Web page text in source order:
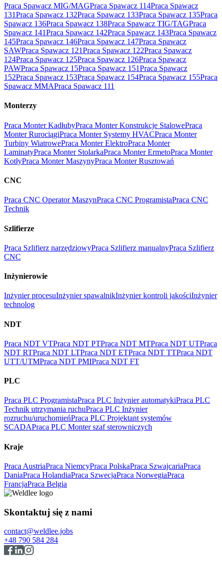
Praca Spawacz MIG/MAGPraca Spawacz 114Praca Spawacz
131Praca Spawacz 132Praca Spawacz 133Praca Spawacz 135Praca
Spawacz 136Praca Spawacz 138Praca Spawacz TIG/TAGPraca
Spawacz 141Praca Spawacz 142Praca Spawacz 143Praca Spawacz
145Praca Spawacz 146Praca Spawacz 147Praca Spawacz
SAWPraca Spawacz 121Praca Spawacz 122Praca Spawacz
124Praca Spawacz 125Praca Spawacz 126Praca Spawacz
PAWPraca Spawacz 15Praca Spawacz 151Praca Spawacz
152Praca Spawacz 153Praca Spawacz 154Praca Spawacz 155Praca
Spawacz MMAPraca Spawacz 111
Monterzy
Praca Monter KadłubyPraca Monter Konstrukcje StalowePraca
Monter RurociągiPraca Monter Systemy HVACPraca Monter
Turbiny WiatrowePraca Monter ElektroPraca Monter
LaminatyPraca Monter StolarkaPraca Monter ErmetoPraca Monter
KotłyPraca Monter MaszynyPraca Monter Rusztowań
CNC
Praca CNC Operator MaszynPraca CNC ProgramistaPraca CNC
Technik
Szlifierze
Praca Szlifierz narzędziowyPraca Szlifierz manualnyPraca Szlifierz
CNC
Inżynierowie
Inżynier procesuInżynier spawalnikInżynier kontroli jakościInżynier
technolog
NDT
Praca NDT VTPraca NDT PTPraca NDT MTPraca NDT UTPraca
NDT RTPraca NDT LTPraca NDT ETPraca NDT TTPraca NDT
UTT/UTMPraca NDT PMIPraca NDT FT
PLC
Praca PLC ProgramistaPraca PLC Inżynier automatykiPraca PLC
Technik utrzymania ruchuPraca PLC Inżynier
rozruchu/uruchomieńPraca PLC Projektant systemów
SCADAPraca PLC Monter szaf sterowniczych
Kraje
Praca AustriaPraca NiemcyPraca PolskaPraca SzwajcariaPraca
DaniaPraca HolandiaPraca SzwecjaPraca NorwegiaPraca
FrancjaPraca Belgia
Skontaktuj się z nami
contact@weldlee.jobs
+48 790 584 284